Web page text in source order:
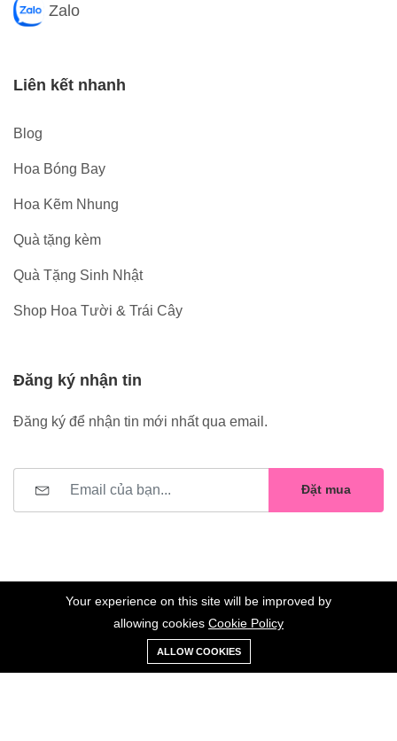
Zalo
Liên kết nhanh
Blog
Hoa Bóng Bay
Hoa Kẽm Nhung
Quà tặng kèm
Quà Tặng Sinh Nhật
Shop Hoa Tười & Trái Cây
Đăng ký nhận tin
Đăng ký để nhận tin mới nhất qua email.
Đặt mua
©2023 Hoa Nelly . All Rights Reserved.
0
Xe
đẩy
Danh sách
yêu thích
Your experience on this site will be improved by
allowing cookies Cookie Policy
ALLOW COOKIES